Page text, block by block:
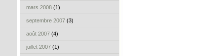
mars 2008 (1)
septembre 2007 (3)
août 2007 (4)
juillet 2007 (1)